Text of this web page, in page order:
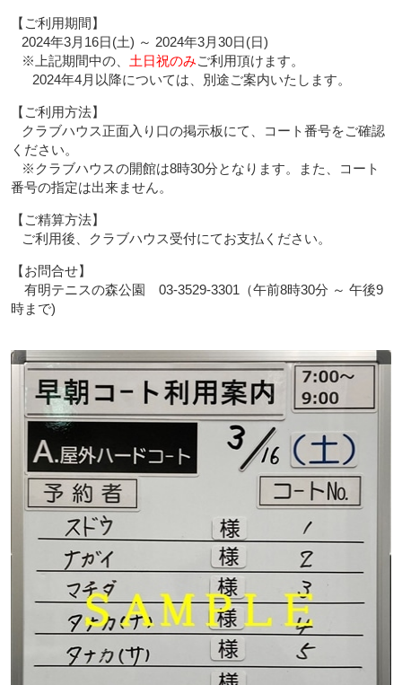
【ご利用期間】
2024年3月16日(土) ～ 2024年3月30日(日)
※上記期間中の、 土日祝のみご利用頂けます。
2024年4月以降については、別途ご案内いたします。
【ご利用方法】
クラブハウス正面入り口の掲示板にて、コート番号をご確認
ください。
※クラブハウスの開館は8時30分となります。また、コート
番号の指定は出来ません。
【ご精算方法】
ご利用後、クラブハウス受付にてお支払ください。
【お問合せ】
有明テニスの森公園 03-3529-3301（午前8時30分 ～ 午後9
時まで)